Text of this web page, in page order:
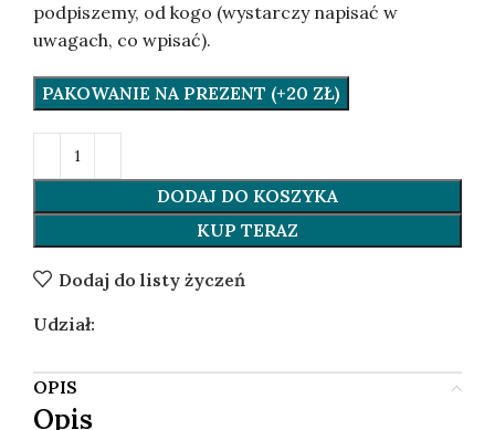
podpiszemy, od kogo (wystarczy napisać w
uwagach, co wpisać).
PAKOWANIE NA PREZENT (+20 ZŁ)
DODAJ DO KOSZYKA
KUP TERAZ
Dodaj do listy życzeń
Udział:
OPIS
Opis